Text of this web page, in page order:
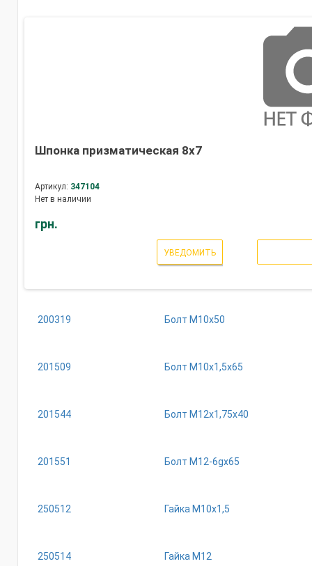
Шпонка призматическая 8х7
Артикул: 347104
Нет в наличии
грн.
УВЕДОМИТЬ
200319 Болт М10х50
201509 Болт М10х1,5х65
201544 Болт М12х1,75х40
201551 Болт М12-6gх65
250512 Гайка М10х1,5
250514 Гайка М12